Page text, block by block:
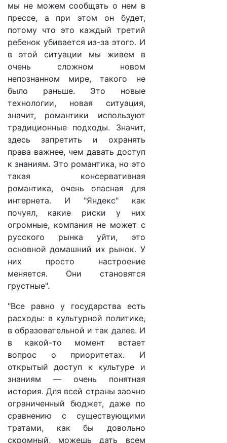
мы не можем сообщать о нем в
прессе, а при этом он будет,
потому что это каждый третий
ребенок убивается из-за этого. И
в этой ситуации мы живем в
очень сложном новом
непознанном мире, такого не
было раньше. Это новые
технологии, новая ситуация,
значит, романтики используют
традиционные подходы. Значит,
здесь запретить и охранять
права важнее, чем давать доступ
к знаниям. Это романтика, но это
такая консервативная
романтика, очень опасная для
интернета. И "Яндекс" как
почуял, какие риски у них
огромные, компания не может с
русского рынка уйти, это
основной домашний их рынок. У
них просто настроение
меняется. Они становятся
грустные".
"Все равно у государства есть
расходы: в культурной политике,
в образовательной и так далее. И
в какой-то момент встает
вопрос о приоритетах. И
открытый доступ к культуре и
знаниям — очень понятная
история. Для всей страны заочно
ограниченный бюджет, даже по
сравнению с существующими
тратами, как бы довольно
скромный, можешь дать всем